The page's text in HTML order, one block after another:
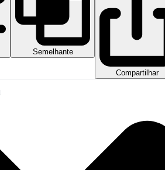
Semelhante
Compartilhar